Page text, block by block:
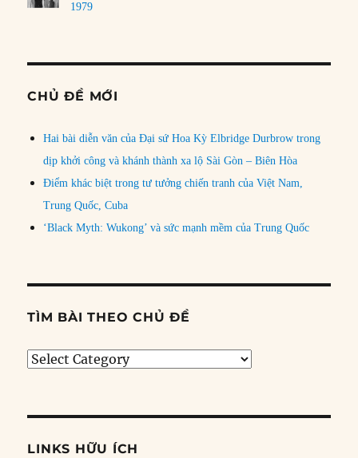
1979
CHỦ ĐỀ MỚI
Hai bài diễn văn của Đại sứ Hoa Kỳ Elbridge Durbrow trong
dịp khởi công và khánh thành xa lộ Sài Gòn – Biên Hòa
Điểm khác biệt trong tư tưởng chiến tranh của Việt Nam,
Trung Quốc, Cuba
‘Black Myth: Wukong’ và sức mạnh mềm của Trung Quốc
TÌM BÀI THEO CHỦ ĐỀ
Tìm
đề
LINKS HỮU ÍCH